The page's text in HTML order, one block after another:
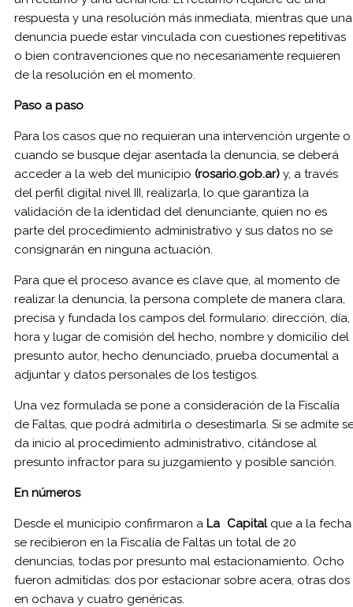
respuesta y una resolución más inmediata, mientras que una
denuncia puede estar vinculada con cuestiones repetitivas
o bien contravenciones que no necesariamente requieren
de la resolución en el momento.
Paso a paso
Para los casos que no requieran una intervención urgente o
cuando se busque dejar asentada la denuncia, se deberá
acceder a la web del municipio (rosario.gob.ar) y, a través
del perfil digital nivel III, realizarla, lo que garantiza la
validación de la identidad del denunciante, quien no es
parte del procedimiento administrativo y sus datos no se
consignarán en ninguna actuación.
Para que el proceso avance es clave que, al momento de
realizar la denuncia, la persona complete de manera clara,
precisa y fundada los campos del formulario: dirección, día,
hora y lugar de comisión del hecho, nombre y domicilio del
presunto autor, hecho denunciado, prueba documental a
adjuntar y datos personales de los testigos.
Una vez formulada se pone a consideración de la Fiscalía
de Faltas, que podrá admitirla o desestimarla. Si se admite
da inicio al procedimiento administrativo, citándose al
presunto infractor para su juzgamiento y posible sanción.
En números
Desde el municipio confirmaron a La Capital que a la fecha
se recibieron en la Fiscalía de Faltas un total de 20
denuncias, todas por presunto mal estacionamiento. Ocho
fueron admitidas: dos por estacionar sobre acera, otras dos
en ochava y cuatro genéricas.